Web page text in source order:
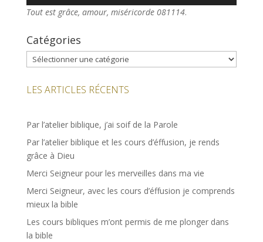
Tout est grâce, amour, miséricorde 081114.
Catégories
Catégories
LES ARTICLES RÉCENTS
Par l’atelier biblique, j’ai soif de la Parole
Par l’atelier biblique et les cours d’éffusion, je rends
grâce à Dieu
Merci Seigneur pour les merveilles dans ma vie
Merci Seigneur, avec les cours d’éffusion je comprends
mieux la bible
Les cours bibliques m’ont permis de me plonger dans
la bible